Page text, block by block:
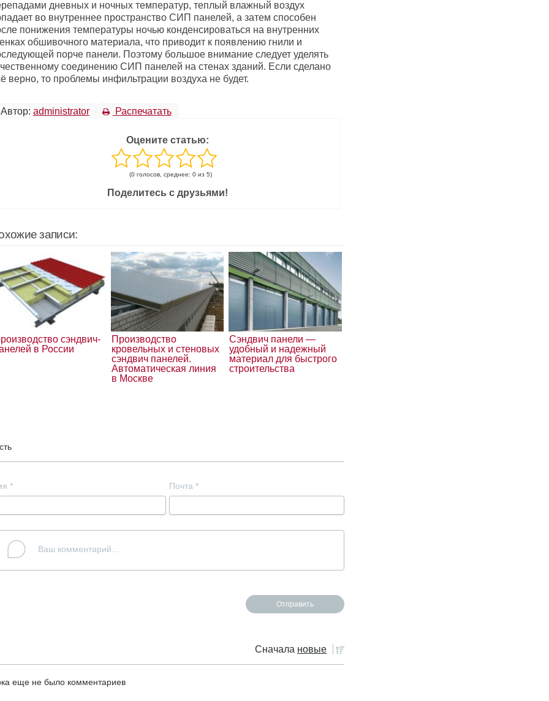
дневных и ночных температур, теплый влажный воздух
во внутреннее пространство СИП панелей, а затем способен
понижения температуры ночью конденсироваться на внутренних
обшивочного материала, что приводит к появлению гнили и
порче панели. Поэтому большое внимание следует уделять
соединению СИП панелей на стенах зданий. Если сделано
верно, то проблемы инфильтрации воздуха не будет.
Автор: administrator Распечатать
Оцените статью:
(0 голосов, среднее: 0 из 5)
Поделитесь с друзьями!
записи:
сэндвич-
в России
Производство
кровельных и стеновых
сэндвич панелей.
Автоматическая линия
в Москве
Сэндвич панели —
удобный и надежный
материал для быстрого
строительства
* Почта *
Сначала новые
еще не было комментариев